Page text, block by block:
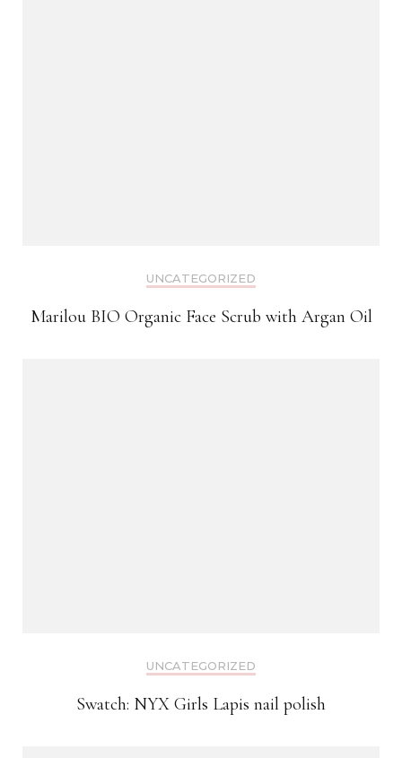
UNCATEGORIZED
Marilou BIO Organic Face Scrub with Argan Oil
UNCATEGORIZED
Swatch: NYX Girls Lapis nail polish